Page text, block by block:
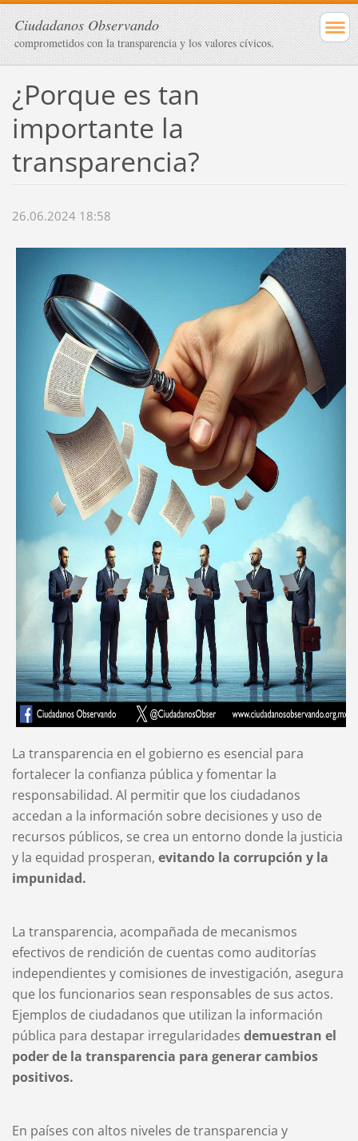
Ciudadanos Observando
comprometidos con la transparencia y los valores cívicos.
¿Porque es tan
importante la
transparencia?
26.06.2024 18:58
La transparencia en el gobierno es esencial para
fortalecer la confianza pública y fomentar la
responsabilidad. Al permitir que los ciudadanos
accedan a la información sobre decisiones y uso de
recursos públicos, se crea un entorno donde la justicia
y la equidad prosperan, evitando la corrupción y la
impunidad.
La transparencia, acompañada de mecanismos
efectivos de rendición de cuentas como auditorías
independientes y comisiones de investigación, asegura
que los funcionarios sean responsables de sus actos.
Ejemplos de ciudadanos que utilizan la información
pública para destapar irregularidades demuestran el
poder de la transparencia para generar cambios
positivos.
En países con altos niveles de transparencia y